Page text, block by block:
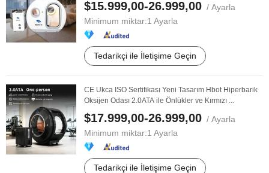
$15.999,00-26.999,00 / Ayarla
Minimum miktar:1 Ayarla
Tedarikçi ile İletişime Geçin
CE Ukca ISO Sertifikası Yeni Tasarım Hbot Hiperbarik
Oksijen Odası 2.0ATA ile Önlükler ve Kırmızı ...
$17.999,00-26.999,00 / Ayarla
Minimum miktar:1 Ayarla
Tedarikçi ile İletişime Geçin